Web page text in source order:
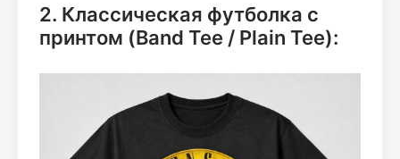
2. Классическая футболка с
принтом (Band Tee / Plain Tee):